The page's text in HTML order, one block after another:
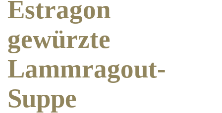
idegenvezetőknek
kapcsolat
Estragon
gewürzte
Lammragout-
Suppe